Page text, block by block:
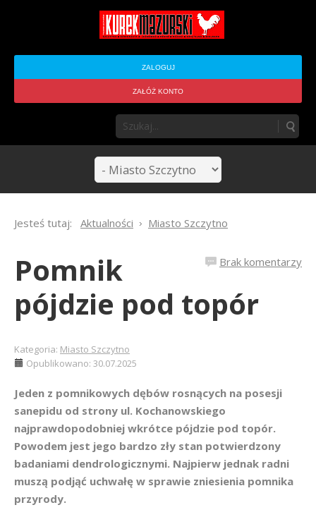
ZALOGUJ
ZAŁÓŻ KONTO
Jesteś tutaj: Aktualności Miasto Szczytno
Brak komentarzy
Pomnik
pójdzie pod topór
Kategoria: Miasto Szczytno
Opublikowano: 30.07.2025
Jeden z pomnikowych dębów rosnących na posesji
sanepidu od strony ul. Kochanowskiego
najprawdopodobniej wkrótce pójdzie pod topór.
Powodem jest jego bardzo zły stan potwierdzony
badaniami dendrologicznymi. Najpierw jednak radni
muszą podjąć uchwałę w sprawie zniesienia pomnika
przyrody.